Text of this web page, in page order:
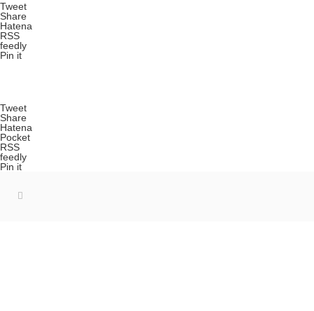
Tweet
Share
Hatena
RSS
feedly
Pin it
Tweet
Share
Hatena
Pocket
RSS
feedly
Pin it